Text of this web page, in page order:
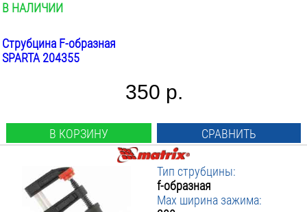
В НАЛИЧИИ
Струбцина F-образная
SPARTA 204355
350 р.
В КОРЗИНУ СРАВНИТЬ
Тип струбцины:
f-образная
Max ширина зажима: